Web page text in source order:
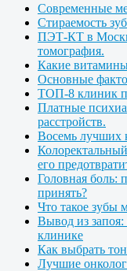
Современные
Стираемость
ПЭТ-КТ в
томография.
Какие
Основные
ТОП-8 клиник
Платные
расстройств.
Восемь лучших
его
Головная боль:
принять?
Что такое зубы
Вывод из
клинике
Как выбрать
Лучшие